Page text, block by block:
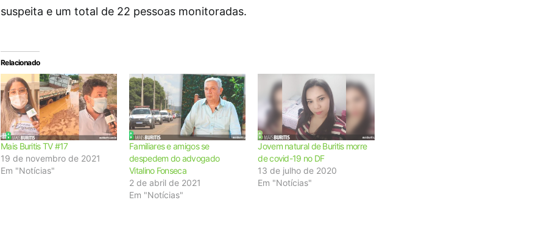
suspeita e um total de 22 pessoas monitoradas.
Relacionado
Mais Buritis TV #17
19 de novembro de 2021
Em "Notícias"
Familiares e amigos se
despedem do advogado
Vitalino Fonseca
2 de abril de 2021
Em "Notícias"
Jovem natural de Buritis morre
de covid-19 no DF
13 de julho de 2020
Em "Notícias"